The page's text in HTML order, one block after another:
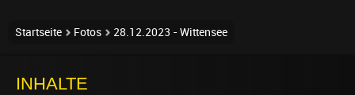
Startseite Fotos 28.12.2023 - Wittensee
INHALTE